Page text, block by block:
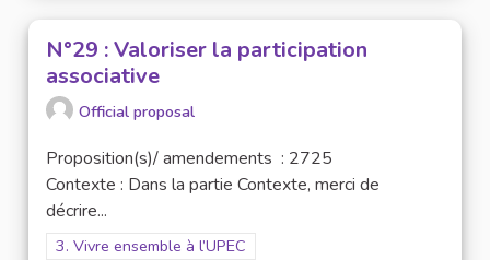
N°29 : Valoriser la participation
associative
Official proposal
Proposition(s)/ amendements : 2725
Contexte : Dans la partie Contexte, merci de
décrire...
Filter results for scope: 3. Vivre ensemble à l’UPEC
3. Vivre ensemble à l’UPEC